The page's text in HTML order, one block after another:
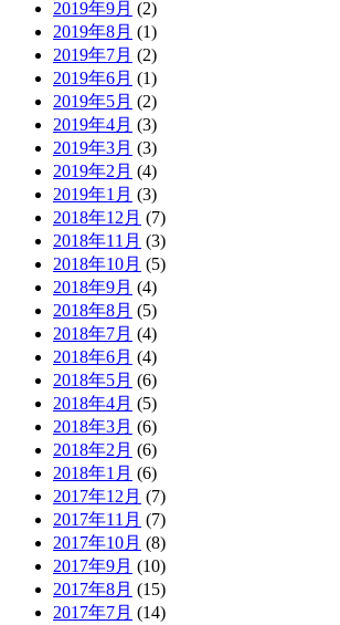
2019年9月 (2)
2019年8月 (1)
2019年7月 (2)
2019年6月 (1)
2019年5月 (2)
2019年4月 (3)
2019年3月 (3)
2019年2月 (4)
2019年1月 (3)
2018年12月 (7)
2018年11月 (3)
2018年10月 (5)
2018年9月 (4)
2018年8月 (5)
2018年7月 (4)
2018年6月 (4)
2018年5月 (6)
2018年4月 (5)
2018年3月 (6)
2018年2月 (6)
2018年1月 (6)
2017年12月 (7)
2017年11月 (7)
2017年10月 (8)
2017年9月 (10)
2017年8月 (15)
2017年7月 (14)